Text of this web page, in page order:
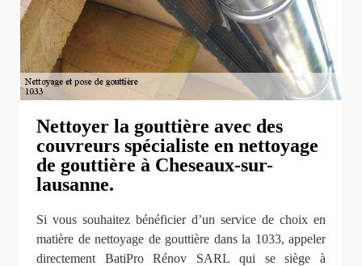
Nettoyer la gouttière avec des
couvreurs spécialiste en nettoyage
de gouttière à Cheseaux-sur-
lausanne.
Si vous souhaitez bénéficier d’un service de choix en
matière de nettoyage de gouttière dans la 1033, appeler
directement BatiPro Rénov SARL qui se siège à